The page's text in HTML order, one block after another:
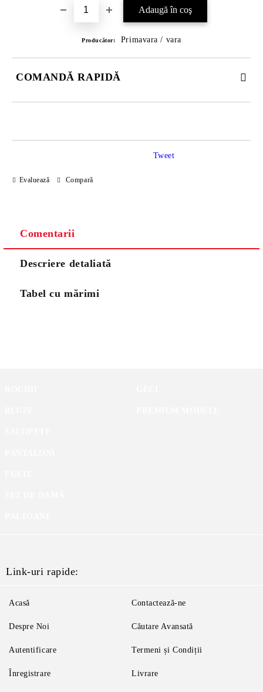
Producător: Primavara / vara
COMANDĂ RAPIDĂ
Evaluează Compară
Tweet
Comentarii
Descriere detaliată
Tabel cu mărimi
Link-uri rapide:
Acasă
Despre Noi
Autentificare
Înregistrare
Contactează-ne
Căutare Avansată
Termeni și Condiții
Livrare